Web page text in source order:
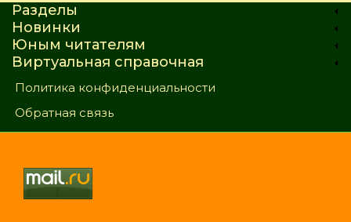
Разделы
Новинки
Юным читателям
Виртуальная справочная
Политика конфиденциальности
Обратная связь